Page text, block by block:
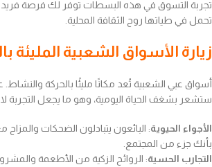
تجربة التسوق في هذه البسطات توفر لك فرصة
تحمل في طياتها روح الثقافة المحلية.
زيارة الأسواق الشعبية المليئة
أسواق عبي الشعبية تُعد مكانًا مليئًا بالحركة
ستشعر بشغف الحياة اليومية، وهو ما يجعل التجربة
الأجواء الحيوية: البائعون يتبادلون الضحكات
بأنك جزء من المجتمع.
التجارب الحسية: الروائح الزكية من الأطعمة